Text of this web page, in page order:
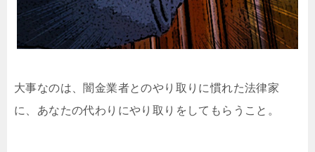
大事なのは、闇金業者とのやり取りに慣れた法律家
に、あなたの代わりにやり取りをしてもらうこと。